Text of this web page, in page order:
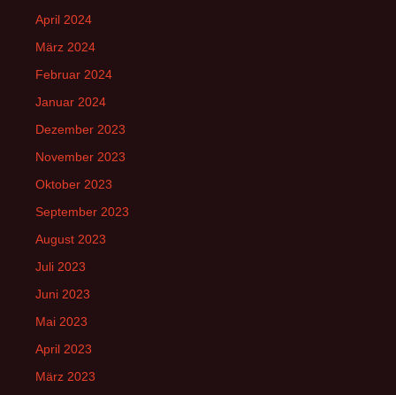
April 2024
März 2024
Februar 2024
Januar 2024
Dezember 2023
November 2023
Oktober 2023
September 2023
August 2023
Juli 2023
Juni 2023
Mai 2023
April 2023
März 2023